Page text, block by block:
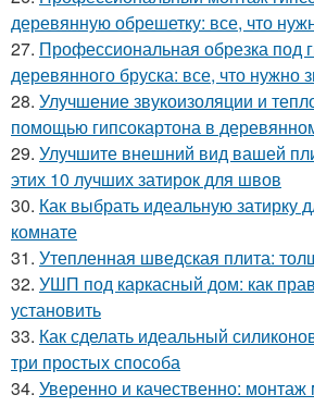
деревянную обрешетку: все, что
27. Профессиональная обрезка под
деревянного бруска: все, что нужно
28. Улучшение звукоизоляции и
помощью гипсокартона в
29. Улучшите внешний вид вашей
этих 10 лучших затирок для швов
30. Как выбрать идеальную затирку
комнате
31. Утепленная шведская плита:
32. УШП под каркасный дом: как
установить
33. Как сделать идеальный
три простых способа
34. Уверенно и качественно: монтаж